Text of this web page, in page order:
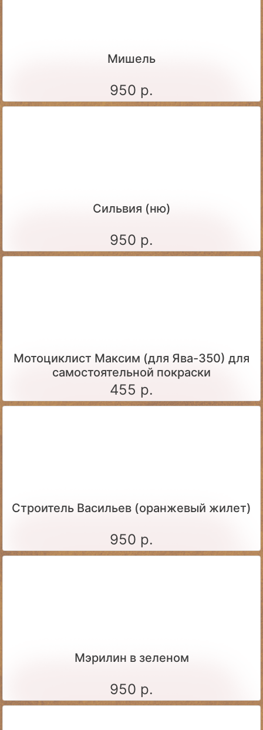
Мишель
950 р.
Сильвия (ню)
950 р.
Мотоциклист Максим (для Ява-350) для
самостоятельной покраски
455 р.
Строитель Васильев (оранжевый жилет)
950 р.
Мэрилин в зеленом
950 р.